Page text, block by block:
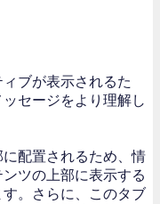
ブが表示されるた
セージをより理解し
配置されるため、情
ツの上部に表示する
。さらに、このタブ